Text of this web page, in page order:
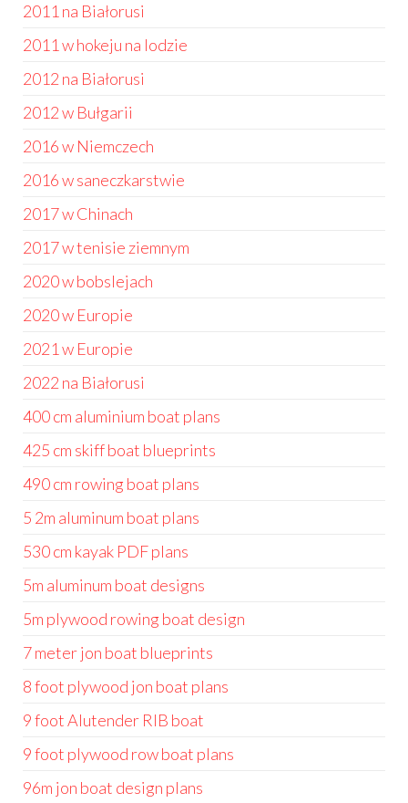
2011 na Białorusi
2011 w hokeju na lodzie
2012 na Białorusi
2012 w Bułgarii
2016 w Niemczech
2016 w saneczkarstwie
2017 w Chinach
2017 w tenisie ziemnym
2020 w bobslejach
2020 w Europie
2021 w Europie
2022 na Białorusi
400 cm aluminium boat plans
425 cm skiff boat blueprints
490 cm rowing boat plans
5 2m aluminum boat plans
530 cm kayak PDF plans
5m aluminum boat designs
5m plywood rowing boat design
7 meter jon boat blueprints
8 foot plywood jon boat plans
9 foot Alutender RIB boat
9 foot plywood row boat plans
96m jon boat design plans